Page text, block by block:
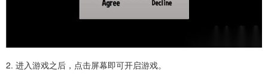
2. 进入游戏之后，点击屏幕即可开启游戏。